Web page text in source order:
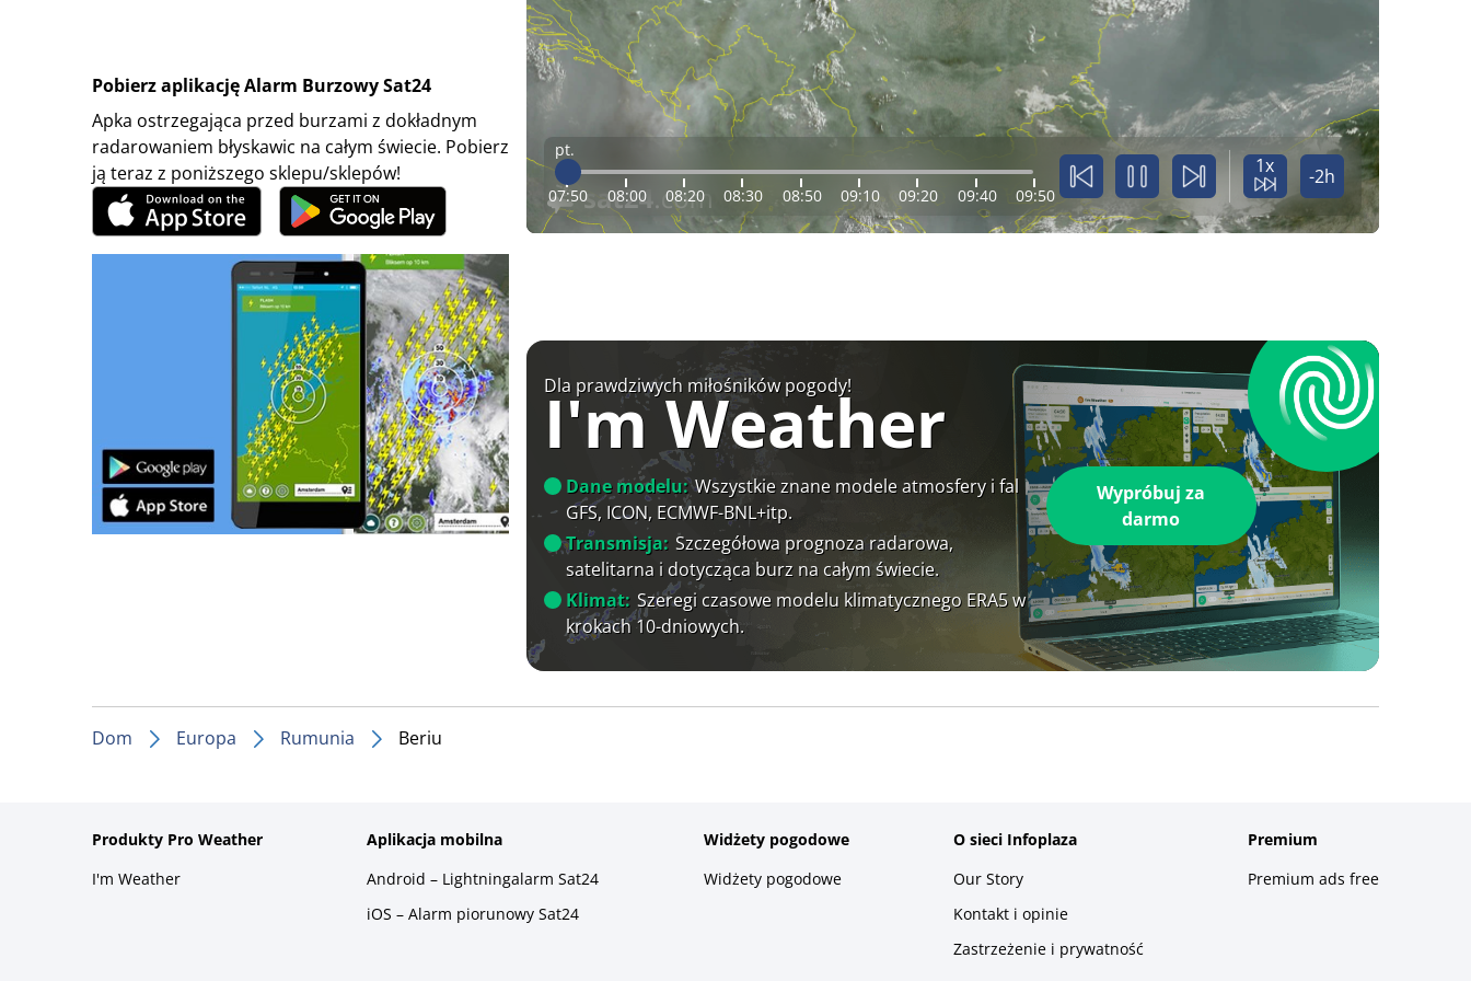
Pobierz aplikację Alarm Burzowy Sat24
Apka ostrzegająca przed burzami z dokładnym
radarowaniem błyskawic na całym świecie. Pobierz
ją teraz z poniższego sklepu/sklepów!
pt.
07:50 08:00 08:20 08:30 08:50 09:10 09:20 09:40 09:50
1x -2h
Dla prawdziwych miłośników pogody!
I'm Weather
Dane modelu: Wszystkie znane modele atmosfery i fal
GFS, ICON, ECMWF-BNL+itp.
Transmisja: Szczegółowa prognoza radarowa,
satelitarna i dotycząca burz na całym świecie.
Klimat: Szeregi czasowe modelu klimatycznego ERA5 w
krokach 10-dniowych.
Wypróbuj za
darmo
Dom Europa Rumunia Beriu
Produkty Pro Weather
I'm Weather
Aplikacja mobilna
Android – Lightningalarm Sat24
iOS – Alarm piorunowy Sat24
Widżety pogodowe
Widżety pogodowe
O sieci Infoplaza
Our Story
Kontakt i opinie
Zastrzeżenie i prywatność
Premium
Premium ads free